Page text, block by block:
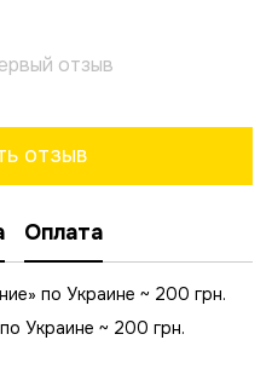
отзыв
отзыв
Оплата
по Украине ~ 200 грн.
Украине ~ 200 грн.